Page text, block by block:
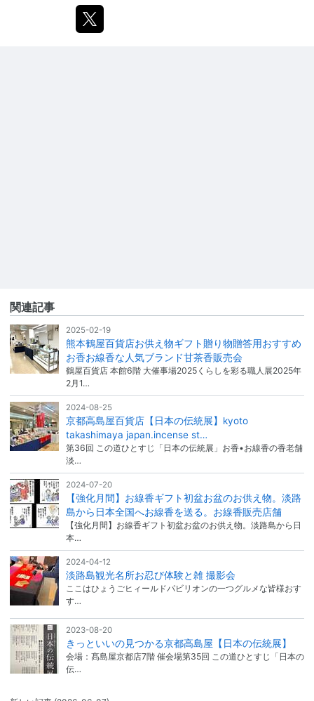
関連記事
2025-02-19
熊本鶴屋百貨店お供え物ギフト贈り物贈答用おすすめ
お香お線香な人気ブランド甘茶香販売会
鶴屋百貨店 本館6階 大催事場2025くらしを彩る職人展2025年
2月1…
2024-08-25
京都高島屋百貨店【日本の伝統展】kyoto
takashimaya japan.incense st…
第36回 この道ひとすじ「日本の伝統展」お香•お線香の香老舗
淡…
2024-07-20
【強化月間】お線香ギフト初盆お盆のお供え物。淡路
島から日本全国へお線香を送る。お線香販売店舗
【強化月間】お線香ギフト初盆お盆のお供え物。淡路島から日
本…
2024-04-12
淡路島観光名所お忍び体験と雑 撮影会
ここはひょうごヒィールドパビリオンの一つグルメな皆様おす
す…
2023-08-20
きっといいの見つかる京都高島屋【日本の伝統展】
会場：髙島屋京都店7階 催会場第35回 この道ひとすじ「日本の
伝…